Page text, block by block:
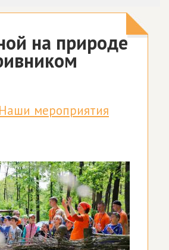
на природе
Наши мероприятия